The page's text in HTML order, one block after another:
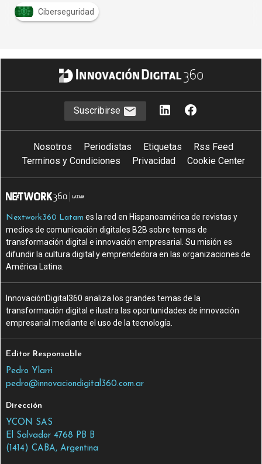
Ciberseguridad
Suscribirse
Nosotros Periodistas Etiquetas
Rss Feed
Terminos y Condiciones
Privacidad Cookie Center
Nextwork360 Latam es la red en Hispanoamérica de revistas y
medios de comunicación digitales B2B sobre temas de
transformación digital e innovación empresarial. Su misión es
difundir la cultura digital y emprendedora en las organizaciones de
América Latina.
InnovaciónDigital360 analiza los grandes temas de la
transformación digital e ilustra las oportunidades de innovación
empresarial mediante el uso de la tecnología.
Editor Responsable
Pedro Ylarri
pedro@innovaciondigital360.com.ar
Dirección
YCON SAS
El Salvador 4768 PB B
(1414) CABA, Argentina